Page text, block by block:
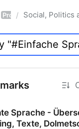
Pro / Social, Politics
Sprache -
Texte,